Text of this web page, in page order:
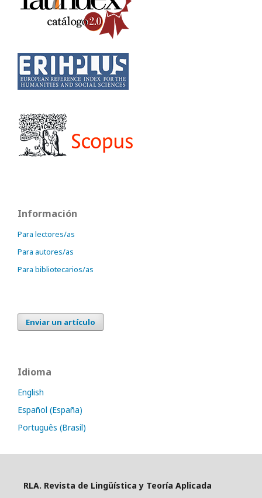
Información
Para lectores/as
Para autores/as
Para bibliotecarios/as
Enviar un artículo
Idioma
English
Español (España)
Português (Brasil)
RLA. Revista de Lingüística y Teoría Aplicada